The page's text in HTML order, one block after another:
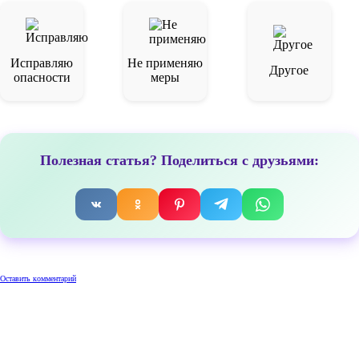
Исправляю
опасности
Не применяю
меры
Другое
Полезная статья? Поделиться с друзьями:
Оставить комментарий